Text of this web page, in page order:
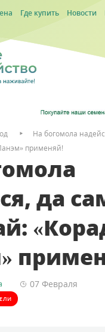
Где купить Новости
На богомола
применяй!
да
07 Февраля